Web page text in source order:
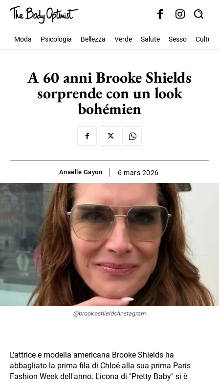
Moda Psicologia Bellezza Verde Salute Sesso Cultura
A 60 anni Brooke Shields
sorprende con un look
bohémien
Anaëlle Gayon 6 mars 2026
@brookeshields/Instagram
L'attrice e modella americana Brooke Shields ha
abbagliato la prima fila di Chloé alla sua prima Paris
Fashion Week dell'anno. L'icona di "Pretty Baby" si è